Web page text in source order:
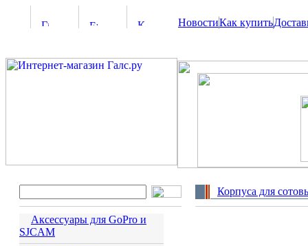
НовостиКак купить
Корпуса для
Аксессуары для GoPro и
SJCAM